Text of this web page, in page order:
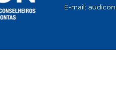
E-mail: